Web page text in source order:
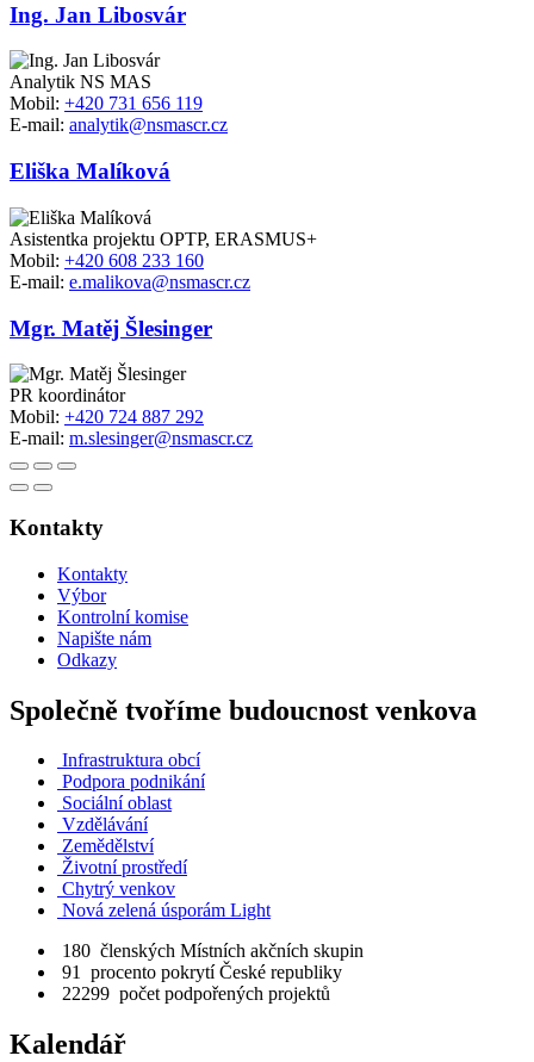
Ing. Jan Libosvár
Analytik NS MAS
Mobil: +420 731 656 119
E-mail: analytik@nsmascr.cz
Eliška Malíková
Asistentka projektu OPTP, ERASMUS+
Mobil: +420 608 233 160
E-mail: e.malikova@nsmascr.cz
Mgr. Matěj Šlesinger
PR koordinátor
Mobil: +420 724 887 292
E-mail: m.slesinger@nsmascr.cz
Kontakty
Kontakty
Výbor
Kontrolní komise
Napište nám
Odkazy
Společně tvoříme budoucnost venkova
Infrastruktura obcí
Podpora podnikání
Sociální oblast
Vzdělávání
Zemědělství
Životní prostředí
Chytrý venkov
Nová zelená úsporám Light
180 členských Místních akčních skupin
91 procento pokrytí České republiky
22299 počet podpořených projektů
Kalendář